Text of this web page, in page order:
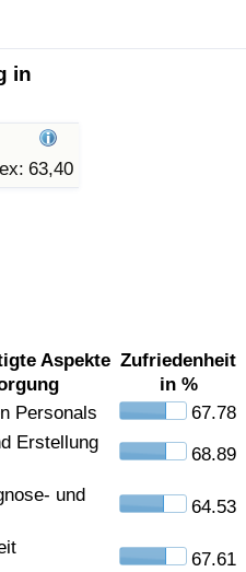
in
63,40
Aspekte Zufriedenheit
in %
Personals
67.78
Erstellung
68.89
und
64.53
67.61
(aktuell)
nach Land